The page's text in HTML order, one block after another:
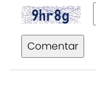
Comentar